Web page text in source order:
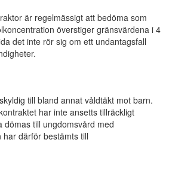
är regelmässigt att bedöma som
överstiger gränsvärdena i 4
det inte rör sig om ett undantagsfall
till bland annat våldtäkt mot barn.
har inte ansetts tillräckligt
dömas till ungdomsvård med
därför bestämts till